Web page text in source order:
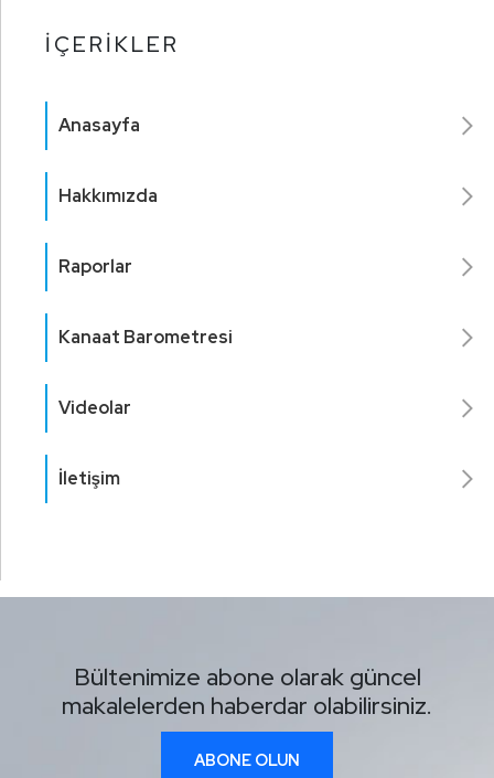
İÇERİKLER
Anasayfa
Hakkımızda
Raporlar
Kanaat Barometresi
Videolar
İletişim
Bültenimize abone olarak güncel
makalelerden haberdar olabilirsiniz.
ABONE OLUN